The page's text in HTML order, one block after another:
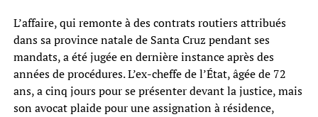
L’affaire, qui remonte à des contrats routiers attribués
dans sa province natale de Santa Cruz pendant ses
mandats, a été jugée en dernière instance après des
années de procédures. L’ex-cheffe de l’État, âgée de 72
ans, a cinq jours pour se présenter devant la justice, mais
son avocat plaide pour une assignation à résidence,